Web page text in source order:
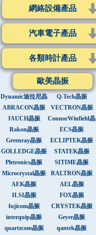
網絡設備產品
汽車電子產品
各類時計產品
歐美晶振
Dynamic迪拉尼晶
振
Q-Tech晶振
ABRACON晶振
VECTRON晶振
JAUCH晶振
ConnorWinfield晶
振
Rakon晶振
ECS晶振
Greenray晶振
ECLIPTEK晶振
GOLLEDGE晶振
STATEK晶振
Pletronics晶振
SITIME晶振
Microcrystal晶振
RALTRON晶振
AEK晶振
AEL晶振
ILSI晶振
FOX晶振
fujicom晶振
CRYSTEK晶振
interquip晶振
Geyer晶振
quartzcom晶振
qantek晶振